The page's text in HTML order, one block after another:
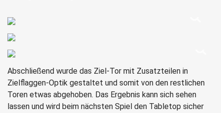
Abschließend wurde das Ziel-Tor mit Zusatzteilen in
Zielflaggen-Optik gestaltet und somit von den restlichen
Toren etwas abgehoben. Das Ergebnis kann sich sehen
lassen und wird beim nächsten Spiel den Tabletop sicher